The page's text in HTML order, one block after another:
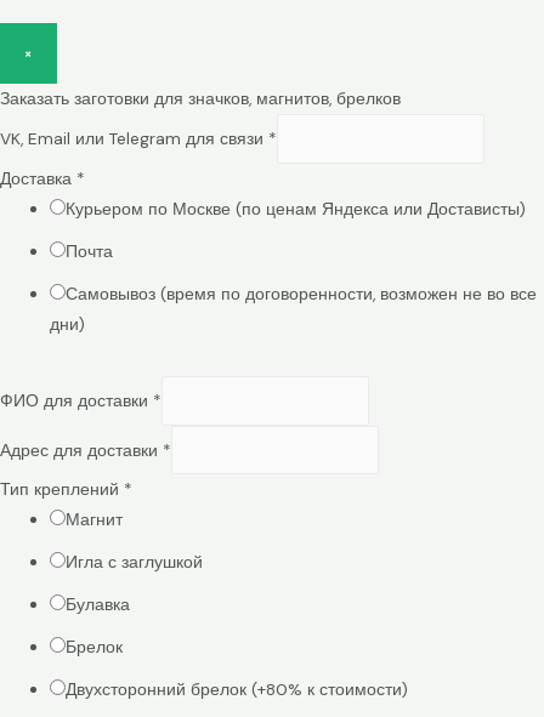
×
Заказать заготовки для значков, магнитов, брелков
VK, Email или Telegram для связи *
Доставка *
Курьером по Москве (по ценам Яндекса или Достависты)
Почта
Самовывоз (время по договоренности, возможен не во все
дни)
ФИО для доставки *
Адрес для доставки *
Тип креплений *
Магнит
Игла с заглушкой
Булавка
Брелок
Двухсторонний брелок (+80% к стоимости)